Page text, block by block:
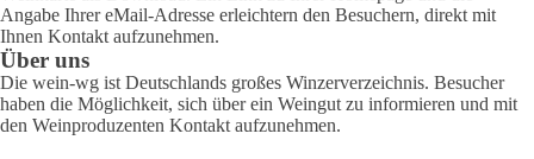
Angabe Ihrer eMail-Adresse erleichtern den Besuchern, direkt mit
Ihnen Kontakt aufzunehmen.
Über uns
Die wein-wg ist Deutschlands großes Winzerverzeichnis. Besucher
haben die Möglichkeit, sich über ein Weingut zu informieren und mit
den Weinproduzenten Kontakt aufzunehmen.